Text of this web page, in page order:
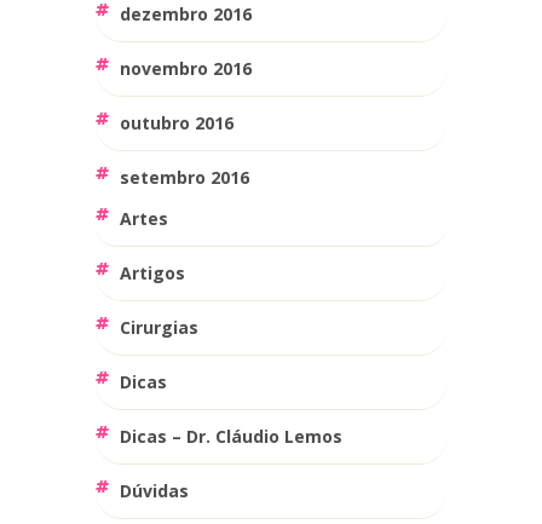
dezembro 2016
novembro 2016
outubro 2016
setembro 2016
Artes
Artigos
Cirurgias
Dicas
Dicas – Dr. Cláudio Lemos
Dúvidas